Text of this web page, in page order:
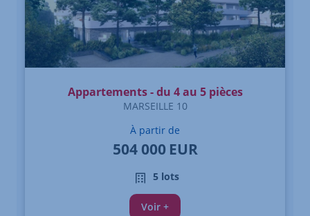
Appartements - du 4 au 5 pièces
MARSEILLE 10
À partir de
504 000 EUR
5 lots
Voir +